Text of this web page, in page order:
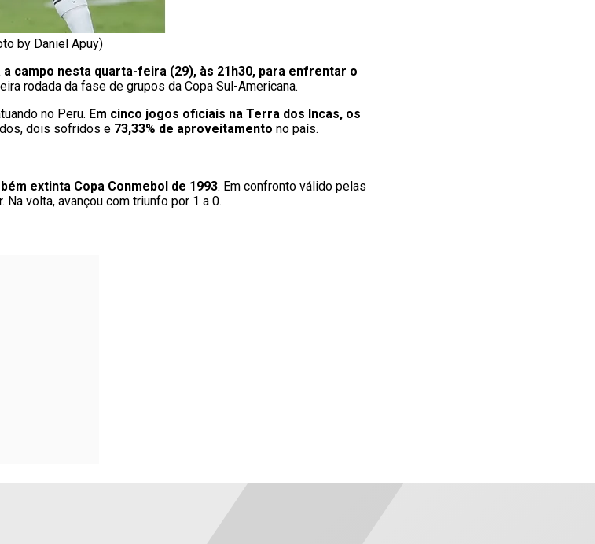
by Daniel Apuy)
campo nesta quarta-feira (29), às 21h30, para enfrentar o
rodada da fase de grupos da Copa Sul-Americana.
no Peru. Em cinco jogos oficiais na Terra dos Incas, os
dois sofridos e 73,33% de aproveitamento no país.
extinta Copa Conmebol de 1993. Em confronto válido pelas
Na volta, avançou com triunfo por 1 a 0.